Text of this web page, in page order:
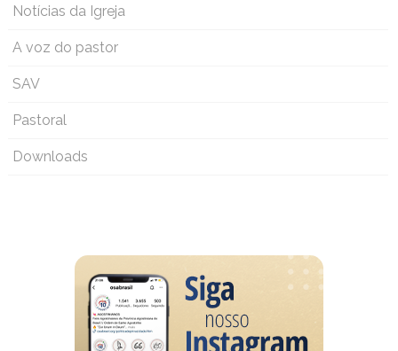
Notícias da Igreja
A voz do pastor
SAV
Pastoral
Downloads